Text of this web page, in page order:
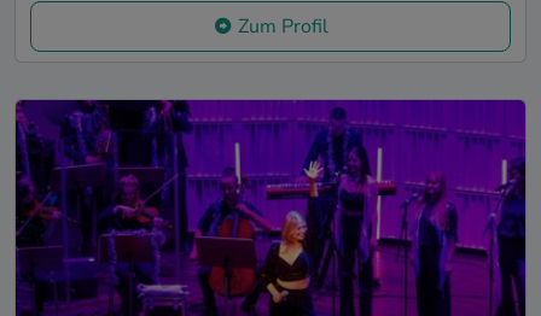
Zum Profil